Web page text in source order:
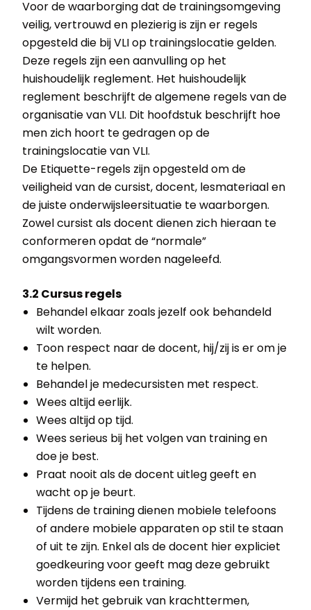
Voor de waarborging dat de trainingsomgeving
veilig, vertrouwd en plezierig is zijn er regels
opgesteld die bij VLI op trainingslocatie gelden.
Deze regels zijn een aanvulling op het
huishoudelijk reglement. Het huishoudelijk
reglement beschrijft de algemene regels van de
organisatie van VLI. Dit hoofdstuk beschrijft hoe
men zich hoort te gedragen op de
trainingslocatie van VLI.
De Etiquette-regels zijn opgesteld om de
veiligheid van de cursist, docent, lesmateriaal en
de juiste onderwijsleersituatie te waarborgen.
Zowel cursist als docent dienen zich hieraan te
conformeren opdat de “normale”
omgangsvormen worden nageleefd.
3.2 Cursus regels
Behandel elkaar zoals jezelf ook behandeld
wilt worden.
Toon respect naar de docent, hij/zij is er om je
te helpen.
Behandel je medecursisten met respect.
Wees altijd eerlijk.
Wees altijd op tijd.
Wees serieus bij het volgen van training en
doe je best.
Praat nooit als de docent uitleg geeft en
wacht op je beurt.
Tijdens de training dienen mobiele telefoons
of andere mobiele apparaten op stil te staan
of uit te zijn. Enkel als de docent hier expliciet
goedkeuring voor geeft mag deze gebruikt
worden tijdens een training.
Vermijd het gebruik van krachttermen,